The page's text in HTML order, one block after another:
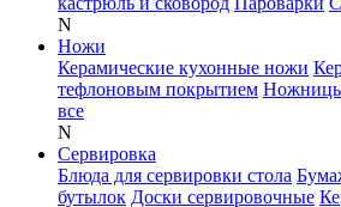
N
Ножи
Керамические кухонные ножи
тефлоновым покрытием
все
N
Сервировка
Блюда для сервировки стола
бутылок Доски сервировочные